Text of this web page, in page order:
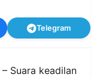
Telegram
– Suara keadilan